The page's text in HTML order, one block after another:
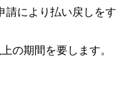
請により払い戻しをす
の期間を要します。